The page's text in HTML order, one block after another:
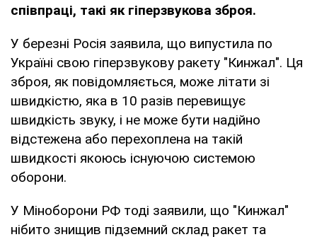
співпраці, такі як гіперзвукова зброя.
У березні Росія заявила, що випустила по
Україні свою гіперзвукову ракету "Кинжал". Ця
зброя, як повідомляється, може літати зі
швидкістю, яка в 10 разів перевищує
швидкість звуку, і не може бути надійно
відстежена або перехоплена на такій
швидкості якоюсь існуючою системою
оборони.
У Міноборони РФ тоді заявили, що "Кинжал"
нібито знищив підземний склад ракет та